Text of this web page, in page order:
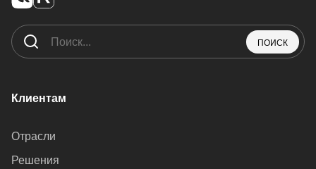
ПОИСК
Клиентам
Отрасли
Решения